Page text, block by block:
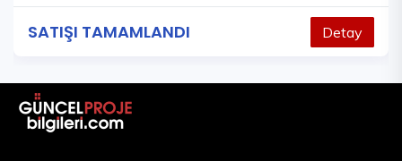
SATIŞI TAMAMLANDI Detay